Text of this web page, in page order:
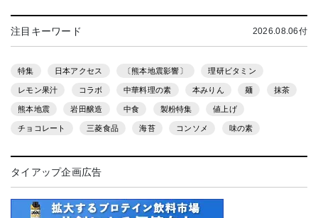
注目キーワード 2026.08.06付
特集 日本アクセス 〔熊本地震影響〕 理研ビタミン
レモン果汁 コラボ 中華料理の素 本みりん 麺 抹茶
熊本地震 岩田醸造 中食 製粉特集 値上げ
チョコレート 三菱食品 海苔 コンソメ 味の素
タイアップ企画広告